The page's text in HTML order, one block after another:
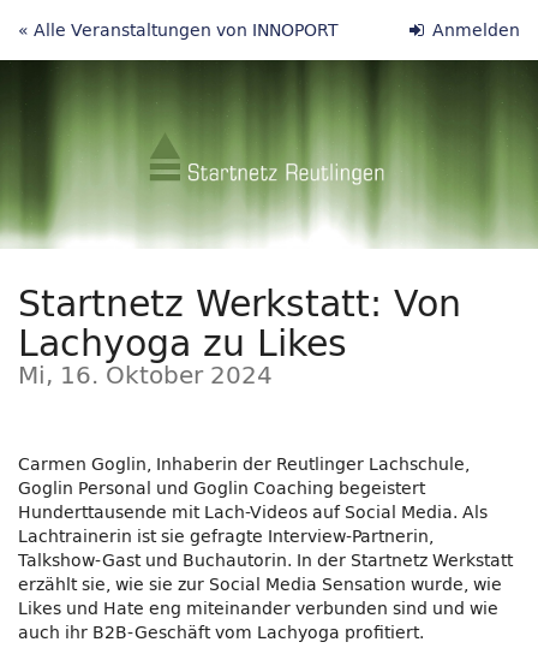
Zum
springen
Anmelden
« Alle Veranstaltungen von INNOPORT
Startnetz Werkstatt: Von
Lachyoga zu Likes
Mi, 16. Oktober 2024
Carmen Goglin, Inhaberin der Reutlinger Lachschule,
Goglin Personal und Goglin Coaching begeistert
Hunderttausende mit Lach-Videos auf Social Media. Als
Lachtrainerin ist sie gefragte Interview-Partnerin,
Talkshow-Gast und Buchautorin. In der Startnetz Werkstatt
erzählt sie, wie sie zur Social Media Sensation wurde, wie
Likes und Hate eng miteinander verbunden sind und wie
auch ihr B2B-Geschäft vom Lachyoga profitiert.